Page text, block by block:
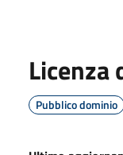
Pubblico dominio